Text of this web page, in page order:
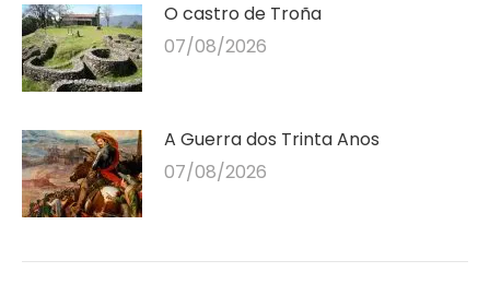
O castro de Troña
07/08/2026
A Guerra dos Trinta Anos
07/08/2026